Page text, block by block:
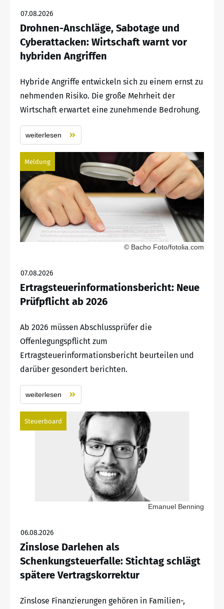
07.08.2026
Drohnen-Anschläge, Sabotage und
Cyberattacken: Wirtschaft warnt vor
hybriden Angriffen
Hybride Angriffe entwickeln sich zu einem ernst zu
nehmenden Risiko. Die große Mehrheit der
Wirtschaft erwartet eine zunehmende Bedrohung.
weiterlesen
Meldung
© Bacho Foto/fotolia.com
07.08.2026
Ertragsteuerinformationsbericht: Neue
Prüfpflicht ab 2026
Ab 2026 müssen Abschlussprüfer die
Offenlegungspflicht zum
Ertragsteuerinformationsbericht beurteilen und
darüber gesondert berichten.
weiterlesen
Steuerboard
Emanuel Benning
06.08.2026
Zinslose Darlehen als
Schenkungsteuerfalle: Stichtag schlägt
spätere Vertragskorrektur
Zinslose Finanzierungen gehören in Familien-,